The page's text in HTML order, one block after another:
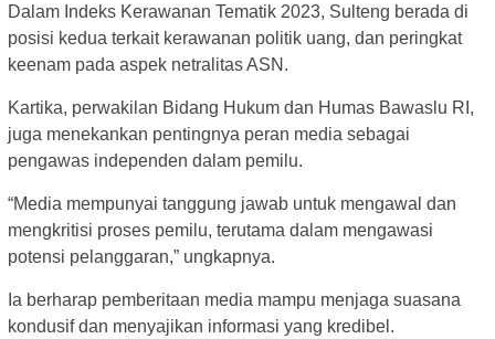
Dalam Indeks Kerawanan Tematik 2023, Sulteng berada di
posisi kedua terkait kerawanan politik uang, dan peringkat
keenam pada aspek netralitas ASN.
Kartika, perwakilan Bidang Hukum dan Humas Bawaslu RI,
juga menekankan pentingnya peran media sebagai
pengawas independen dalam pemilu.
“Media mempunyai tanggung jawab untuk mengawal dan
mengkritisi proses pemilu, terutama dalam mengawasi
potensi pelanggaran,” ungkapnya.
Ia berharap pemberitaan media mampu menjaga suasana
kondusif dan menyajikan informasi yang kredibel.